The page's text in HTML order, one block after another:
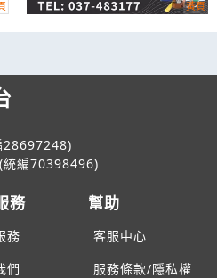
28697248)
統編70398496)
務
務
們
幫助
客服中心
服務條款/隱私權